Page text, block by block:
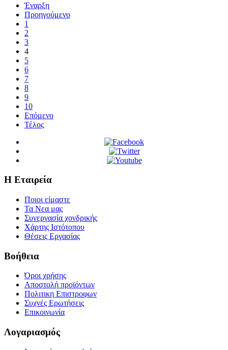
Έναρξη
Προηγούμενο
1
2
3
4
5
6
7
8
9
10
Επόμενο
Τέλος
Η Εταιρεία
Ποιοι είμαστε
Τα Νεα μας
Συνεργασία χονδρικής
Χάρτης Ιστότοπου
Θέσεις Εργασίας
Βοήθεια
Όροι χρήσης
Αποστολή προϊόντων
Πολιτικη Επιστροφων
Συχνές Ερωτήσεις
Επικοινωνία
Λογαριασμός